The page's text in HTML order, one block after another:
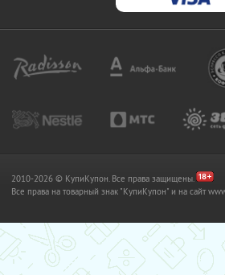
2010-2026 © КупиКупон. Все права защищены.
Все права на товарный знак "КупиКупон" и на сайт